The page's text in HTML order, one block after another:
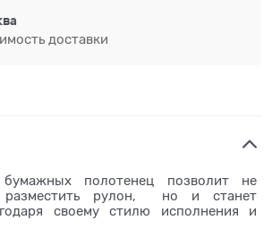
доставки
полотенец позволит не
разместить рулон, но и станет
своему стилю исполнения и